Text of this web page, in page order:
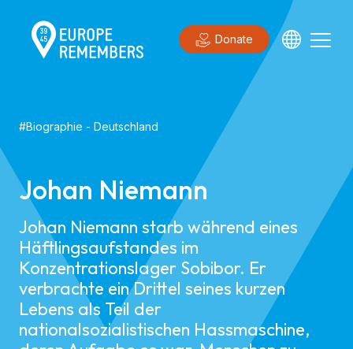
Donate
#Biographie - Deutschland
Johan Niemann
Johan Niemann starb während eines
Häftlingsaufstandes im
Konzentrationslager Sobibor. Er
verbrachte ein Drittel seines kurzen
Lebens als Teil der
nationalsozialistischen Hassmaschine,